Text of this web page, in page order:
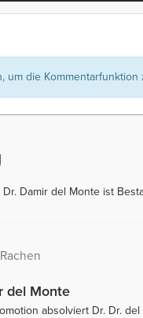
um die Kommentarfunktion
Dr. Damir del Monte ist
del Monte
absolviert Dr. Dr.